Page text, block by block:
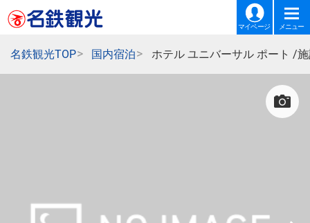
マイページ メニュー
名鉄観光TOP 国内宿泊 ホテル ユニバーサル ポート /